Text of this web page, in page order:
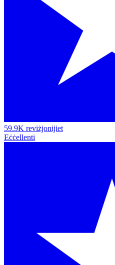
59.9K reviżjonijiet
Eċċellenti